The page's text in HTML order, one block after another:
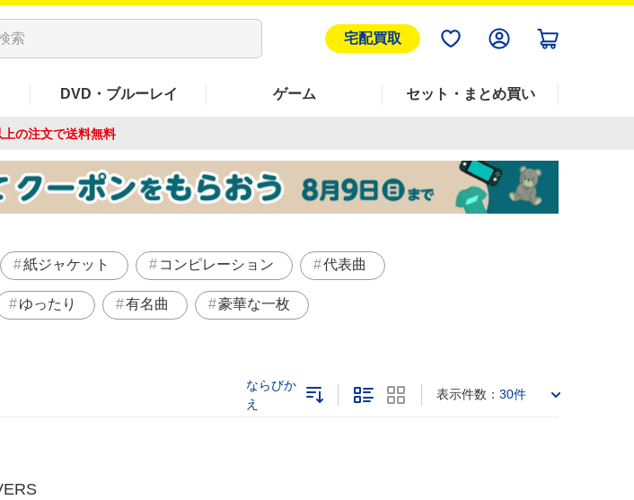
宅配買取
DVD・ブルーレイ ゲーム セット・まとめ買い
の注文で送料無料
紙ジャケット コンピレーション 代表曲
ゆったり 有名曲 豪華な一枚
ならびか
え
表示件数： 30件